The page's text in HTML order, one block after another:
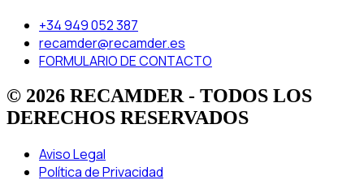
+34 949 052 387
recamder@recamder.es
FORMULARIO DE CONTACTO
© 2026 RECAMDER - TODOS LOS
DERECHOS RESERVADOS
Aviso Legal
Política de Privacidad